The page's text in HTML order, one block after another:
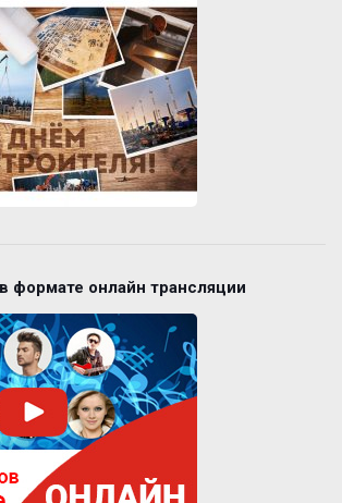
формате онлайн трансляции